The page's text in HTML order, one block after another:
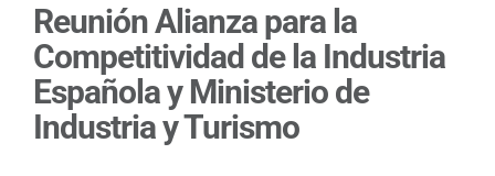
Reunión Alianza para la
Competitividad de la Industria
Española y Ministerio de
Industria y Turismo